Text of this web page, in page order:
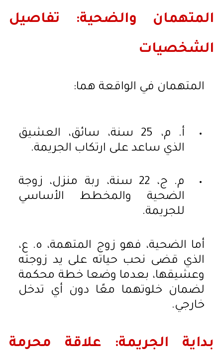
المتهمان والضحية: تفاصيل
الشخصيات
المتهمان في الواقعة هما:
أ. م، 25 سنة، سائق، العشيق
الذي ساعد على ارتكاب الجريمة.
م. ج، 22 سنة، ربة منزل، زوجة
الضحية والمخطط الأساسي
للجريمة.
أما الضحية، فهو زوج المتهمة، ه. ع،
الذي قضى نحب حياته على يد زوجته
وعشيقها، بعدما وضعا خطة محكمة
لضمان خلوتهما معًا دون أي تدخل
خارجي.
بداية الجريمة: علاقة محرمة